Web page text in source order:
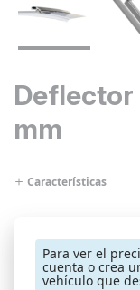
Deflector
mm
Características
Para ver el
cuenta o crea
vehículo que